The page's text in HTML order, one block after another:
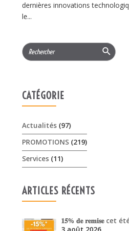
dernières innovations
le...
Search
for:
Search Button
CATÉGORIE
Actualités(97)
PROMOTIONS(219)
Services(11)
ARTICLES RÉCENTS
𝟏𝟓% 𝐝𝐞 𝐫𝐞𝐦𝐢𝐬𝐞 cet